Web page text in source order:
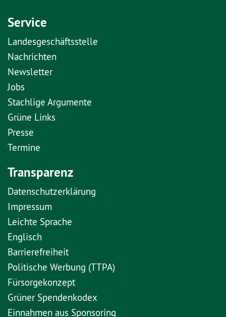
Service
Landesgeschäftsstelle
Nachrichten
Newsletter
Jobs
Stachlige Argumente
Grüne Links
Presse
Termine
Transparenz
Datenschutzerklärung
Impressum
Leichte Sprache
Englisch
Barrierefreiheit
Politische Werbung (TTPA)
Fürsorgekonzept
Grüner Spendenkodex
Einnahmen aus Sponsoring